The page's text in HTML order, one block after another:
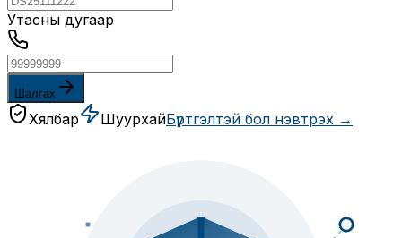
Утасны дугаар
Шалгах
Хялбар ШуурхайБүртгэлтэй бол нэвтрэх →